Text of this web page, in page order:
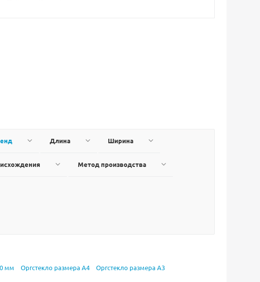
Длина Ширина
Метод производства
мм Оргстекло размера А4
Оргстекло размера А3